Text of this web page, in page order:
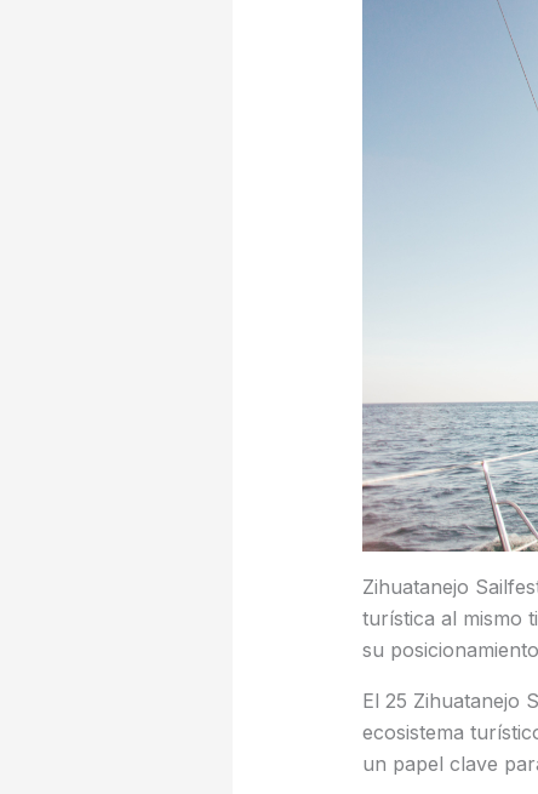
Zihuatanejo
turística al mismo
su
El 25 Zihuatanejo
ecosistema
un papel clave